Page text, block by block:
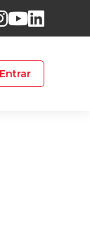
Entrar